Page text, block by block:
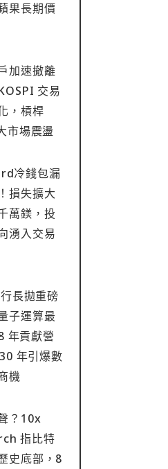
果長期價
加速撤離
交易
，槓桿
市場震盪
冷錢包漏
損失擴大
萬鎂，投
湧入交易
長拋重磅
子運算最
年貢獻營
年引爆數
機
？10x
指比特
史底部，8